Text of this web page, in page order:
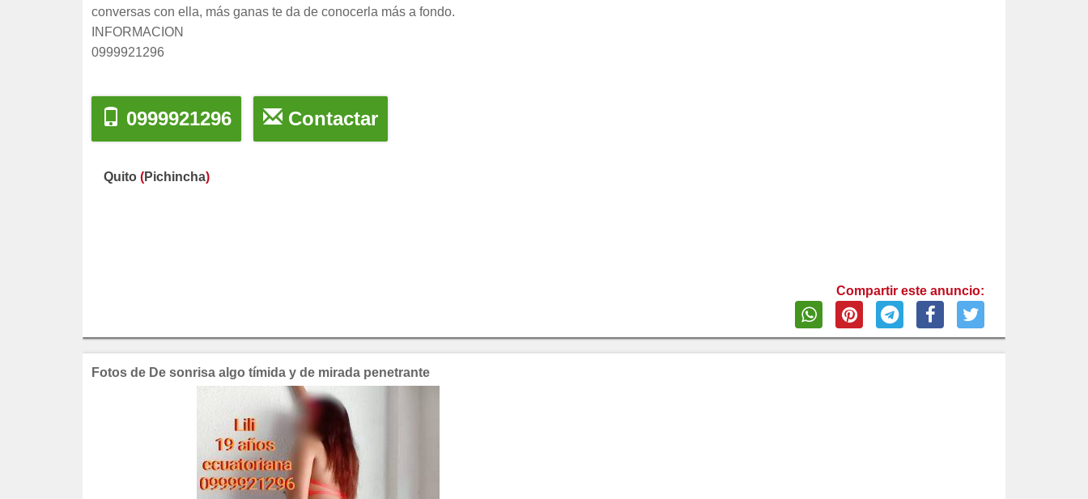
conversas con ella, más ganas te da de conocerla más a fondo.
INFORMACION
0999921296
0999921296 Contactar
Quito (Pichincha)
Compartir este anuncio:
Fotos de De sonrisa algo tímida y de mirada penetrante